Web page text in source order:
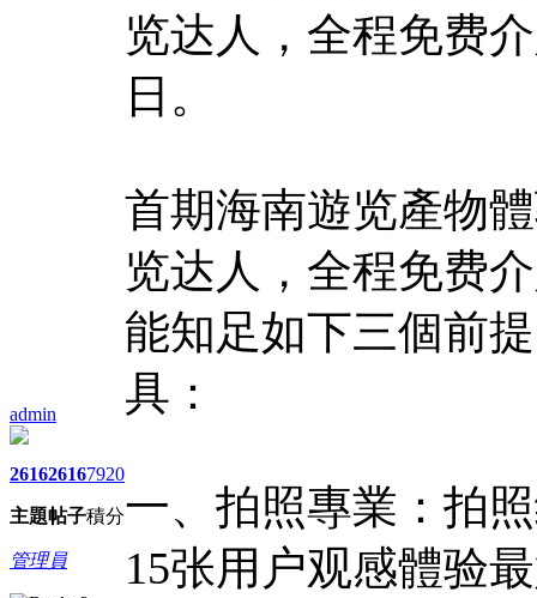
admin
2616
主題
2616
帖子
7920
積分
管理員
览达人，全程免费
日。
首期海南遊览產物
览达人，全程免费
能知足如下三個前
具：
一、拍照專業：拍
15张用户观感體验